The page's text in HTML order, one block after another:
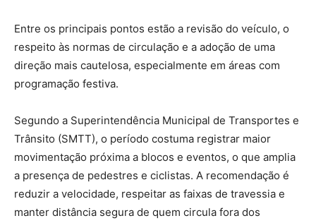
Entre os principais pontos estão a revisão do veículo, o
respeito às normas de circulação e a adoção de uma
direção mais cautelosa, especialmente em áreas com
programação festiva.
Segundo a Superintendência Municipal de Transportes e
Trânsito (SMTT), o período costuma registrar maior
movimentação próxima a blocos e eventos, o que amplia
a presença de pedestres e ciclistas. A recomendação é
reduzir a velocidade, respeitar as faixas de travessia e
manter distância segura de quem circula fora dos